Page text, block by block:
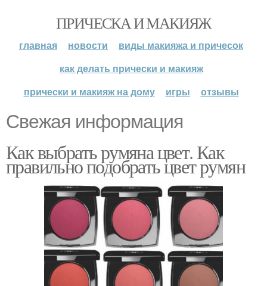
ПРИЧЕСКА И МАКИЯЖ
главная новости
виды макияжа и причесок
как делать прически и макияж
прически и макияж на дому
игры отзывы
Свежая информация
Как выбрать румяна цвет. Как
правильно подобрать цвет румян